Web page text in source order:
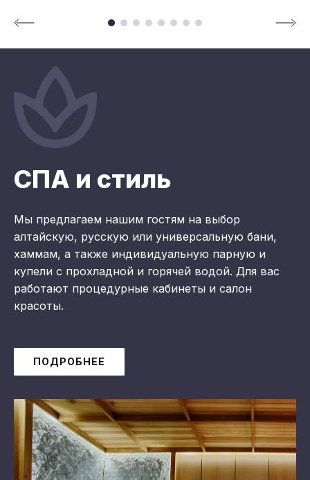
СПА и стиль
Мы предлагаем нашим гостям на выбор
алтайскую, русскую или универсальную бани,
хаммам, а также индивидуальную парную и
купели с прохладной и горячей водой. Для вас
работают процедурные кабинеты и салон
красоты.
ПОДРОБНЕЕ